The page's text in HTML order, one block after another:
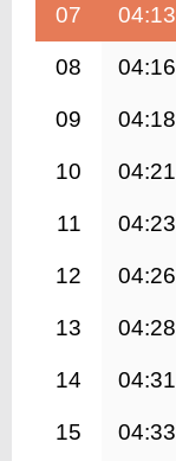
07 04:13
08 04:16
09 04:18
10 04:21
11 04:23
12 04:26
13 04:28
14 04:31
15 04:33